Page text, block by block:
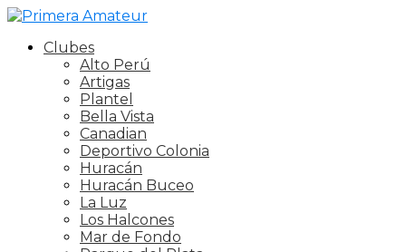
Clubes
Alto Perú
Artigas
Plantel
Bella Vista
Canadian
Deportivo Colonia
Huracán
Huracán Buceo
La Luz
Los Halcones
Mar de Fondo